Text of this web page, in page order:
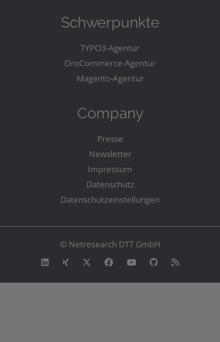
Schwerpunkte
TYPO3-Agentur
OroCommerce-Agentur
Magento-Agentur
Company
Presse
Newsletter
Impressum
Datenschutz
Datenschutzeinstellungen
© Netresearch DTT GmbH